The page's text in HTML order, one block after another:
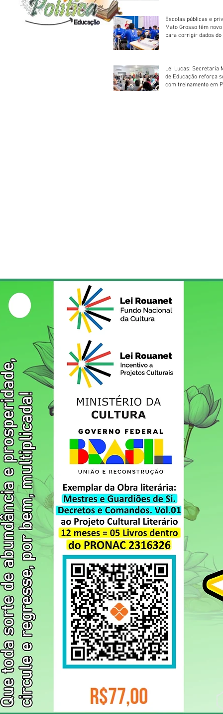
Escolas públicas e
Mato Grosso têm
para corrigir dados do
Lei Lucas: Secretaria
de Educação reforça
com treinamento em